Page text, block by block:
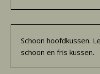
Schoon hoofdkussen.
schoon en fris kussen.